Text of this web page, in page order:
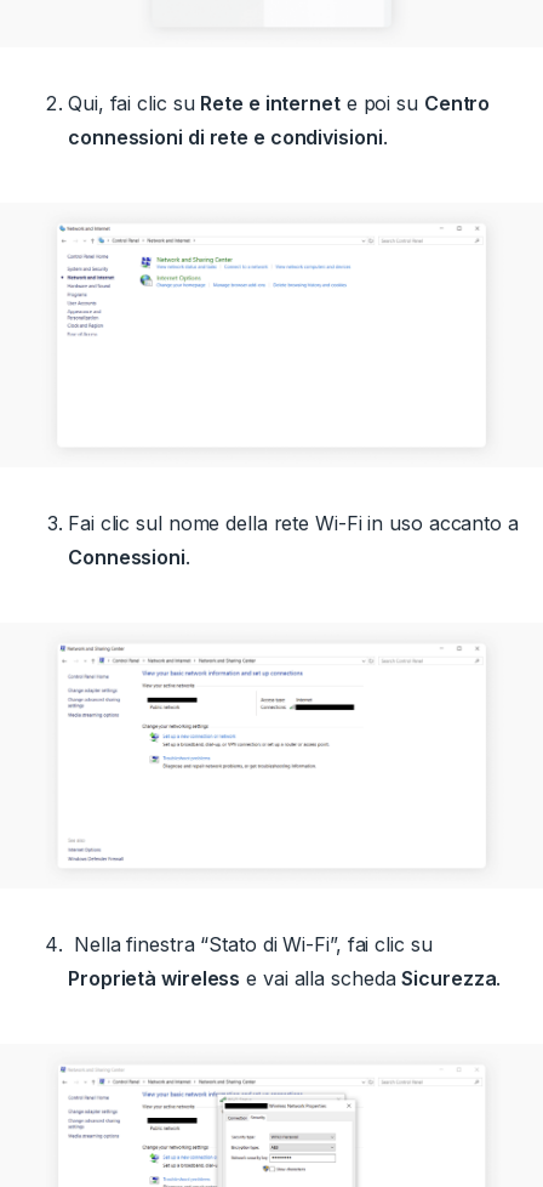
Qui, fai clic su Rete e internete poi su Centro
connessioni di rete e condivisioni.
Fai clic sul nome della rete Wi-Fi in uso accanto a
Connessioni.
Nella finestra “Stato di Wi-Fi”, fai clic su
Proprietà wireless e vai alla schedaSicurezza.